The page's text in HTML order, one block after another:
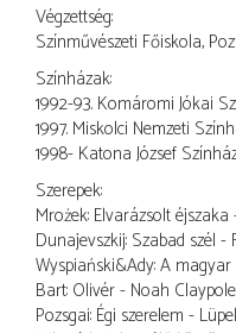
Végzettség:
Színművészeti Főiskola,
Színházak:
1992-93. Komáromi Jókai
1997. Miskolci Nemzeti
1998- Katona József
Szerepek:
Mrożek: Elvarázsolt
Dunajevszkij: Szabad szél
Wyspiański&Ady: A
Bart: Olivér - Noah Claypole
Pozsgai: Égi szerelem -